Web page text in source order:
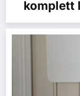
komplett
HVAC